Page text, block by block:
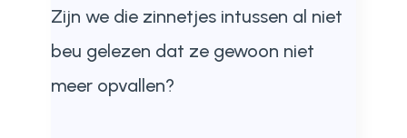
Zijn we die zinnetjes intussen al niet
beu gelezen dat ze gewoon niet
meer opvallen?